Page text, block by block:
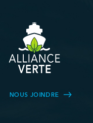
Ports America
Ports America
Ports America
Ports America
Ports America (IAP)
NOUS JOINDRE